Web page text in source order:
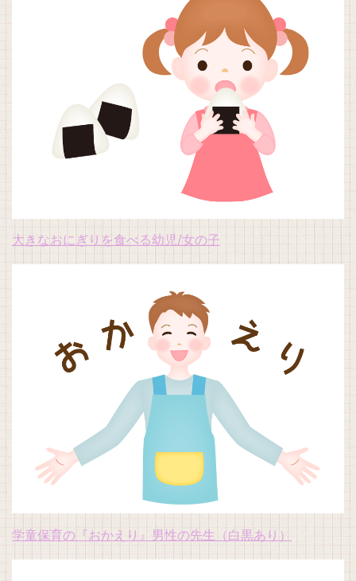
大きなおにぎりを食べる幼児/女の子
学童保育の『おかえり』男性の先生（白黒あり）